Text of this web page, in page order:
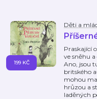
Děti a
Praskající
ve sněhu
Ano, jsou
britského
mohou
hrůzou a
laděných
199 KČ